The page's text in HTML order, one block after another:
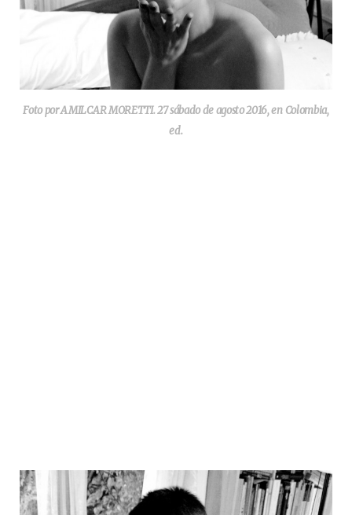
Foto por AMILCAR MORETTI. 27 sábado de agosto 2016, en Colombia,
ed.